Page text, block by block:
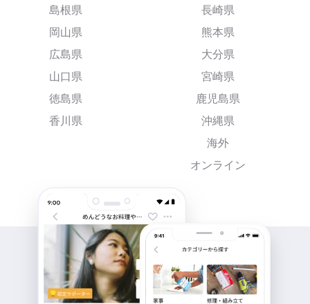
島根県
岡山県
広島県
山口県
徳島県
香川県
長崎県
熊本県
大分県
宮崎県
鹿児島県
沖縄県
海外
オンライン